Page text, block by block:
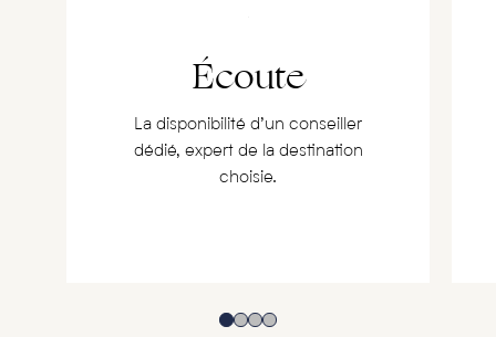
Écoute
La disponibilité d’un conseiller
dédié, expert de la destination
choisie.